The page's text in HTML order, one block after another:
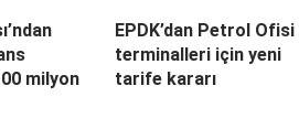
milyon
EPDK’dan Petrol Ofisi
terminalleri için yeni
tarife kararı